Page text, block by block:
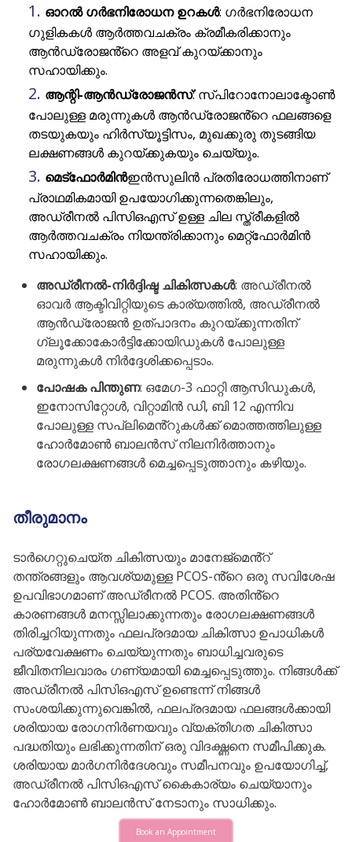
ഓറൽ ഗർഭനിരോധന ഉറകൾ: ഗർഭനിരോധന
ഗുളികകൾ ആർത്തവചക്രം ക്രമീകരിക്കാനും
ആൻഡ്രോജൻ്റെ അളവ് കുറയ്ക്കാനും
സഹായിക്കും.
ആന്റി-ആൻഡ്രോജൻസ്: സ്പിറോനോലാക്ടോൺ
പോലുള്ള മരുന്നുകൾ ആൻഡ്രോജൻ്റെ ഫലങ്ങളെ
തടയുകയും ഹിർസ്യൂട്ടിസം, മുഖക്കുരു തുടങ്ങിയ
ലക്ഷണങ്ങൾ കുറയ്ക്കുകയും ചെയ്യും.
മെട്ഫോർമിൻഇൻസുലിൻ പ്രതിരോധത്തിനാണ്
പ്രാഥമികമായി ഉപയോഗിക്കുന്നതെങ്കിലും,
അഡ്രീനൽ പിസിഒഎസ് ഉള്ള ചില സ്ത്രീകളിൽ
ആർത്തവചക്രം നിയന്ത്രിക്കാനും മെറ്റ്ഫോർമിൻ
സഹായിക്കും.
അഡ്രീനൽ-നിർദ്ദിഷ്ട ചികിത്സകൾ: അഡ്രീനൽ
ഓവർ ആക്ടിവിറ്റിയുടെ കാര്യത്തിൽ, അഡ്രീനൽ
ആൻഡ്രോജൻ ഉത്പാദനം കുറയ്ക്കുന്നതിന്
ഗ്ലൂക്കോകോർട്ടിക്കോയിഡുകൾ പോലുള്ള
മരുന്നുകൾ നിർദ്ദേശിക്കപ്പെടാം.
പോഷക പിന്തുണ: ഒമേഗ-3 ഫാറ്റി ആസിഡുകൾ,
ഇനോസിറ്റോൾ, വിറ്റാമിൻ ഡി, ബി 12 എന്നിവ
പോലുള്ള സപ്ലിമെൻ്റുകൾക്ക് മൊത്തത്തിലുള്ള
ഹോർമോൺ ബാലൻസ് നിലനിർത്താനും
രോഗലക്ഷണങ്ങൾ മെച്ചപ്പെടുത്താനും കഴിയും.
തീരുമാനം
ടാർഗെറ്റുചെയ്‌ത ചികിത്സയും മാനേജ്‌മെൻ്റ്
തന്ത്രങ്ങളും ആവശ്യമുള്ള PCOS-ൻ്റെ ഒരു സവിശേഷ
ഉപവിഭാഗമാണ് അഡ്രീനൽ PCOS. അതിൻ്റെ
കാരണങ്ങൾ മനസ്സിലാക്കുന്നതും രോഗലക്ഷണങ്ങൾ
തിരിച്ചറിയുന്നതും ഫലപ്രദമായ ചികിത്സാ ഉപാധികൾ
പര്യവേക്ഷണം ചെയ്യുന്നതും ബാധിച്ചവരുടെ
ജീവിതനിലവാരം ഗണ്യമായി മെച്ചപ്പെടുത്തും. നിങ്ങൾക്ക്
അഡ്രീനൽ പിസിഒഎസ് ഉണ്ടെന്ന് നിങ്ങൾ
സംശയിക്കുന്നുവെങ്കിൽ, ഫലപ്രദമായ ഫലങ്ങൾക്കായി
ശരിയായ രോഗനിർണയവും വ്യക്തിഗത ചികിത്സാ
പദ്ധതിയും ലഭിക്കുന്നതിന് ഒരു വിദഗ്ദ്ധനെ സമീപിക്കുക.
ശരിയായ മാർഗനിർദേശവും സമീപനവും ഉപയോഗിച്ച്,
അഡ്രീനൽ പിസിഒഎസ് കൈകാര്യം ചെയ്യാനും
ഹോർമോൺ ബാലൻസ് നേടാനും സാധിക്കും.
Book an Appointment